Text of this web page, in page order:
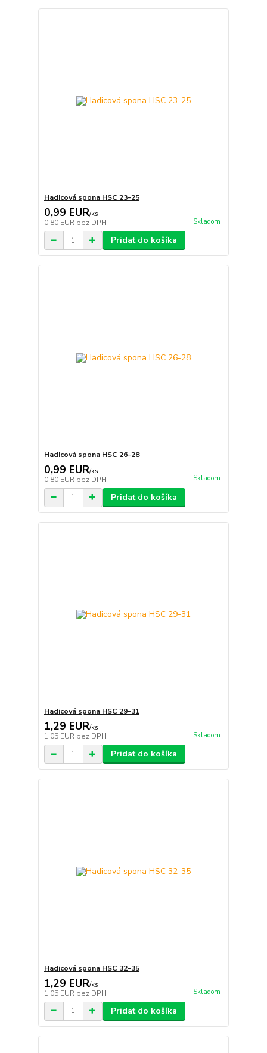
Hadicová spona HSC 23-25
0,99 EUR/ks
0,80 EUR bez DPH Skladom
Pridať do košíka
Hadicová spona HSC 26-28
0,99 EUR/ks
0,80 EUR bez DPH Skladom
Pridať do košíka
Hadicová spona HSC 29-31
1,29 EUR/ks
1,05 EUR bez DPH Skladom
Pridať do košíka
Hadicová spona HSC 32-35
1,29 EUR/ks
1,05 EUR bez DPH Skladom
Pridať do košíka